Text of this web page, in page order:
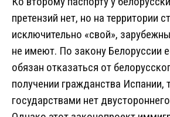
претензий нет, но на территории
исключительно «свой»,
не имеют. По закону Белоруссии
обязан отказаться от
получении гражданства Испании,
государствами нет